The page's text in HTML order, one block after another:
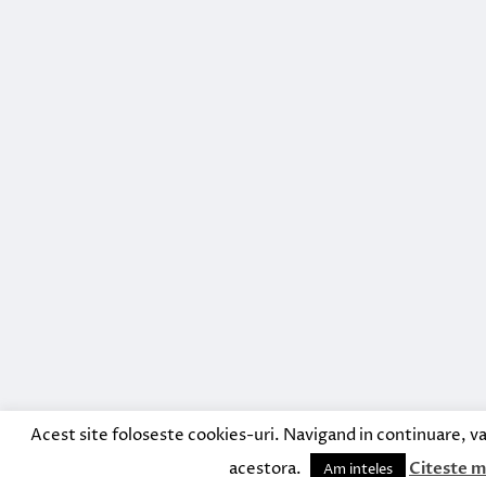
Acest site foloseste cookies-uri. Navigand in continuare,
acestora.
Am inteles Citeste